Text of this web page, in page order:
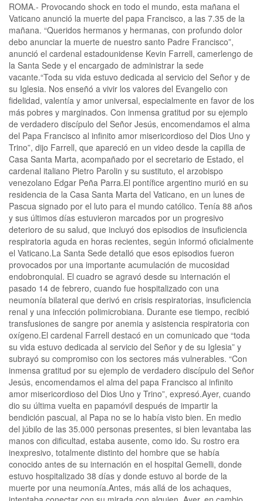
ROMA.- Provocando shock en todo el mundo, esta mañana el
Vaticano anunció la muerte del papa Francisco, a las 7.35 de la
mañana. “Queridos hermanos y hermanas, con profundo dolor
debo anunciar la muerte de nuestro santo Padre Francisco”,
anunció el cardenal estadounidense Kevin Farrell, camerlengo de
la Santa Sede y el encargado de administrar la sede
vacante.“Toda su vida estuvo dedicada al servicio del Señor y de
su Iglesia. Nos enseñó a vivir los valores del Evangelio con
fidelidad, valentía y amor universal, especialmente en favor de los
más pobres y marginados. Con inmensa gratitud por su ejemplo
de verdadero discípulo del Señor Jesús, encomendamos el alma
del Papa Francisco al infinito amor misericordioso del Dios Uno y
Trino”, dijo Farrell, que apareció en un video desde la capilla de
Casa Santa Marta, acompañado por el secretario de Estado, el
cardenal italiano Pietro Parolin y su sustituto, el arzobispo
venezolano Edgar Peña Parra.El pontífice argentino murió en su
residencia de la Casa Santa Marta del Vaticano, en un lunes de
Pascua signado por el luto para el mundo católico. Tenía 88 años
y sus últimos días estuvieron marcados por un progresivo
deterioro de su salud, que incluyó dos episodios de insuficiencia
respiratoria aguda en horas recientes, según informó oficialmente
el Vaticano.La Santa Sede detalló que esos episodios fueron
provocados por una importante acumulación de mucosidad
endobronquial. El cuadro se agravó desde su internación el
pasado 14 de febrero, cuando fue hospitalizado con una
neumonía bilateral que derivó en crisis respiratorias, insuficiencia
renal y una infección polimicrobiana. Durante ese tiempo, recibió
transfusiones de sangre por anemia y asistencia respiratoria con
oxígeno.El cardenal Farrell destacó en un comunicado que “toda
su vida estuvo dedicada al servicio del Señor y de su Iglesia” y
subrayó su compromiso con los sectores más vulnerables. “Con
inmensa gratitud por su ejemplo de verdadero discípulo del Señor
Jesús, encomendamos el alma del papa Francisco al infinito
amor misericordioso del Dios Uno y Trino”, expresó.Ayer, cuando
dio su última vuelta en papamóvil después de impartir la
bendición pascual, al Papa no se lo había visto bien. En medio
del júbilo de las 35.000 personas presentes, si bien levantaba las
manos con dificultad, estaba ausente, como ido. Su rostro era
inexpresivo, totalmente distinto del hombre que se había
conocido antes de su internación en el hospital Gemelli, donde
estuvo hospitalizado 38 días y donde estuvo al borde de la
muerte por una neumonía.Antes, más allá de los achaques,